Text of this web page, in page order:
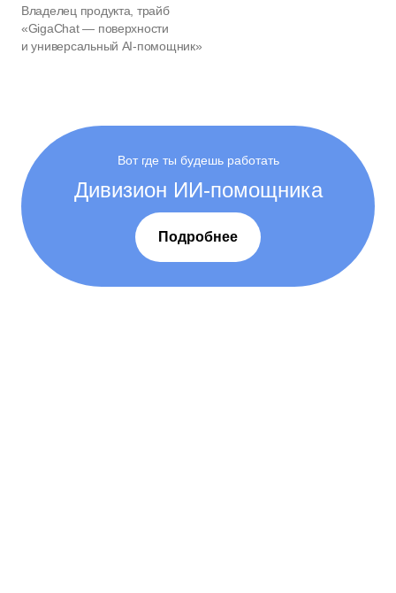
Владелец продукта, трайб
«GigaChat — поверхности
и универсальный AI-помощник»
Вот где ты будешь работать
Дивизион ИИ-помощника
Подробнее